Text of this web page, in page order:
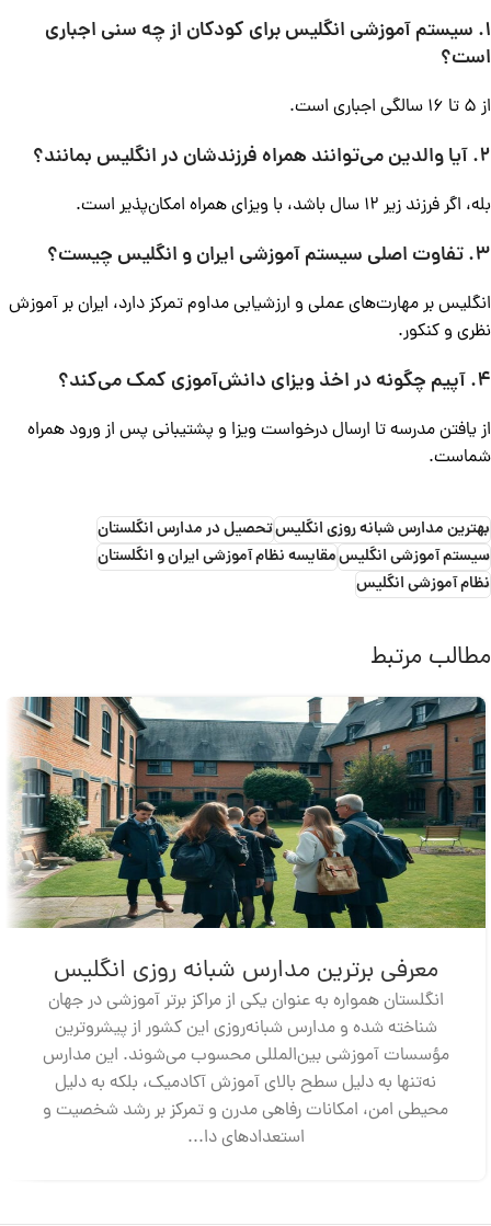
1. سیستم آموزشی انگلیس برای کودکان از چه سنی اجباری
است؟
از 5 تا 16 سالگی اجباری است.
2. آیا والدین می‌توانند همراه فرزندشان در انگلیس بمانند؟
بله، اگر فرزند زیر 12 سال باشد، با ویزای همراه امکان‌پذیر است.
3. تفاوت اصلی سیستم آموزشی ایران و انگلیس چیست؟
انگلیس بر مهارت‌های عملی و ارزشیابی مداوم تمرکز دارد، ایران بر آموزش
نظری و کنکور.
4. آپیم چگونه در اخذ ویزای دانش‌آموزی کمک می‌کند؟
از یافتن مدرسه تا ارسال درخواست ویزا و پشتیبانی پس از ورود همراه
شماست.
بهترین مدارس شبانه روزی انگلیستحصیل در مدارس انگلستان
سیستم آموزشی انگلیسمقایسه نظام آموزشی ایران و انگلستان
نظام آموزشی انگلیس
مطالب مرتبط
معرفی برترین مدارس شبانه‌ روزی انگلیس
انگلستان همواره به عنوان یکی از مراکز برتر آموزشی در جهان
شناخته شده و مدارس شبانه‌روزی این کشور از پیشروترین
مؤسسات آموزشی بین‌المللی محسوب می‌شوند. این مدارس
نه‌تنها به دلیل سطح بالای آموزش آکادمیک، بلکه به دلیل
محیطی امن، امکانات رفاهی مدرن و تمرکز بر رشد شخصیت و
استعدادهای دا...